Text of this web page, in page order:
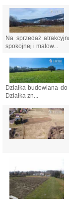
Na sprzedaż
spokojnej i malow...
Działka budowlana
Działka zn...